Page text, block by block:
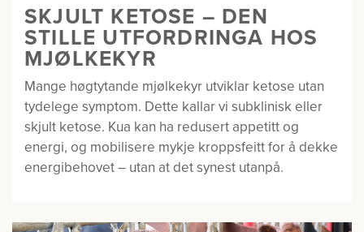
SKJULT KETOSE – DEN
STILLE UTFORDRINGA HOS
MJØLKEKYR
Mange høgtytande mjølkekyr utviklar ketose utan
tydelege symptom. Dette kallar vi subklinisk eller
skjult ketose. Kua kan ha redusert appetitt og
energi, og mobilisere mykje kroppsfeitt for å dekke
energibehovet – utan at det synest utanpå.